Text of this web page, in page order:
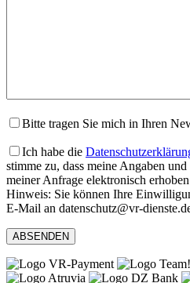
Bitte tragen Sie mich in Ihren
Ich habe die
stimme zu, dass meine Angaben
meiner Anfrage elektronisch
Hinweis: Sie können Ihre
E-Mail an datenschutz@vr-